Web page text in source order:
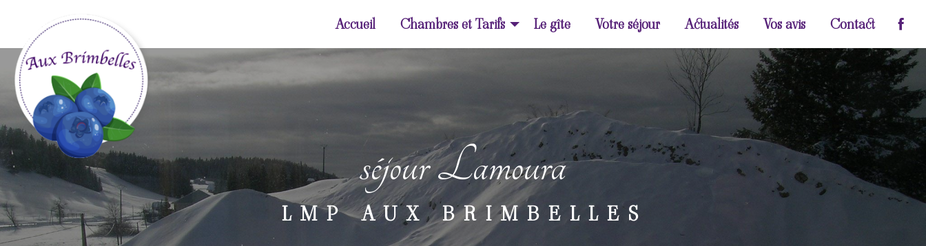
Accueil Chambres et Tarifs Le gîte Votre séjour Actualités Vos avis Contact
séjour Lamoura
LMP AUX BRIMBELLES